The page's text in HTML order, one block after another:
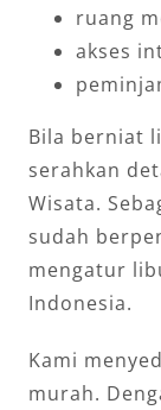
ruang
akses
Bila berniat
serahkan
Wisata.
sudah
mengatur
Indonesia.
Kami
murah.